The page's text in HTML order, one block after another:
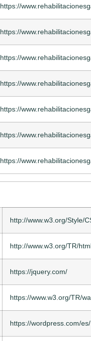
https://
https://
https://
https://
https://
https://
https://
http://www.w3.org/Style/
http://www.w3.org/TR/
https://jquery.com/
https://www.w3.org/TR/
https://wordpress.com/es/